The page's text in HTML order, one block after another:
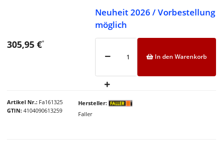
Neuheit 2026 / Vorbestellung
möglich
Artikel Nr. Fa161325
GTIN 4104090613259
Hersteller
Faller
305,95 €*
In den Warenkorb